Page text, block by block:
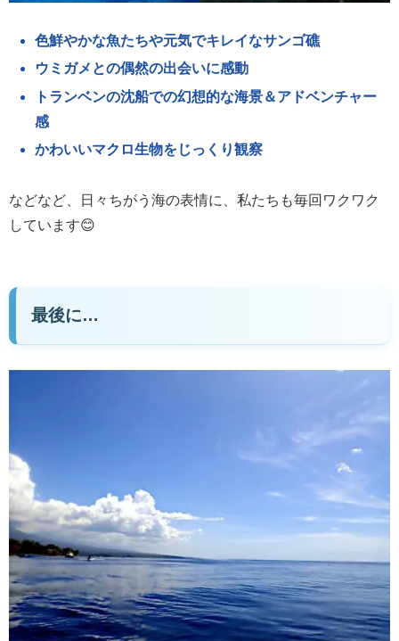
色鮮やかな魚たちや元気でキレイなサンゴ礁
ウミガメとの偶然の出会いに感動
トランベンの沈船での幻想的な海景＆アドベンチャー
感
かわいいマクロ生物をじっくり観察
などなど、日々ちがう海の表情に、私たちも毎回ワクワク
しています😊
最後に…